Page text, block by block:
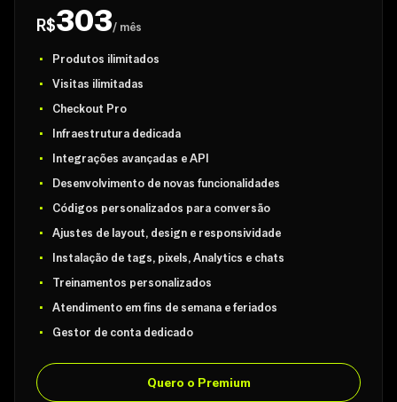
R$303/ mês
Produtos ilimitados
Visitas ilimitadas
Checkout Pro
Infraestrutura dedicada
Integrações avançadas e API
Desenvolvimento de novas funcionalidades
Códigos personalizados para conversão
Ajustes de layout, design e responsividade
Instalação de tags, pixels, Analytics e chats
Treinamentos personalizados
Atendimento em fins de semana e feriados
Gestor de conta dedicado
Quero o Premium